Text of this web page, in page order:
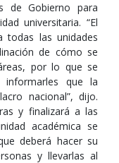
de Gobierno para
universitaria. “El
todas las unidades
de cómo se
por lo que se
que la
nacional”, dijo.
y finalizará a las
académica se
deberá hacer su
y llevarlas al